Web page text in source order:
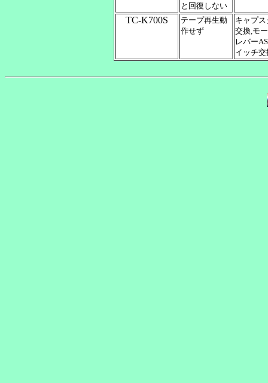
と回復しない
TC-K700S
テープ再生動
作せず
キャプ
交換,モ
レバー
イッチ